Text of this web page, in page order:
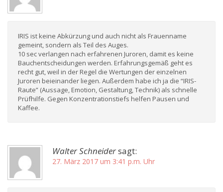
IRIS ist keine Abkürzung und auch nicht als Frauenname
gemeint, sondern als Teil des Auges.
10 sec verlangen nach erfahrenen Juroren, damit es keine
Bauchentscheidungen werden. Erfahrungsgemäß geht es
recht gut, weil in der Regel die Wertungen der einzelnen
Juroren beieinander liegen. Außerdem habe ich ja die “IRIS-
Raute” (Aussage, Emotion, Gestaltung, Technik) als schnelle
Prüfhilfe. Gegen Konzentrationstiefs helfen Pausen und
Kaffee.
Walter Schneidersagt:
27. März 2017 um 3:41 p.m. Uhr